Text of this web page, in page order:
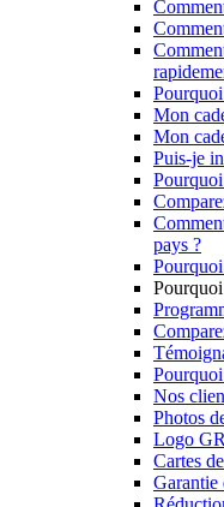
Mon
Mon
Puis-je
pays ?
Nos
Photos
Logo
Cartes
Garantie